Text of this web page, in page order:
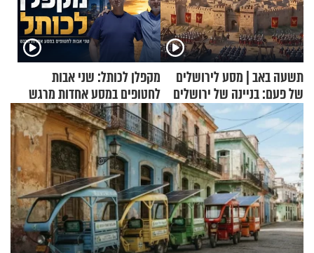
תשעה באב | מסע לירושלים
של פעם: בניינה של ירושלים
מקפלן לכותל: שני אבות
לחטופים במסע אחדות מרגש